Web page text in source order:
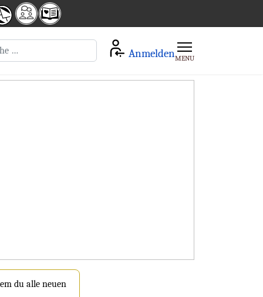
Anmelden
du alle neuen